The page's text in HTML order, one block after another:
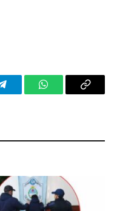
TelegramWhatsAppCopy